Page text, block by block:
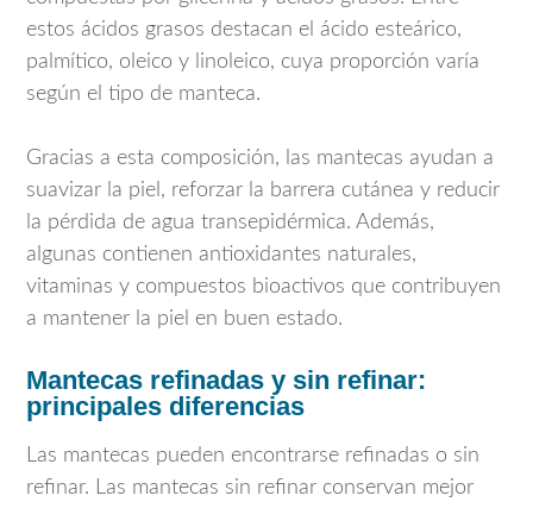
estos ácidos grasos destacan el ácido esteárico,
palmítico, oleico y linoleico, cuya proporción varía
según el tipo de manteca.
Gracias a esta composición, las mantecas ayudan a
suavizar la piel, reforzar la barrera cutánea y reducir
la pérdida de agua transepidérmica. Además,
algunas contienen antioxidantes naturales,
vitaminas y compuestos bioactivos que contribuyen
a mantener la piel en buen estado.
Mantecas refinadas y sin refinar:
principales diferencias
Las mantecas pueden encontrarse refinadas o sin
refinar. Las mantecas sin refinar conservan mejor